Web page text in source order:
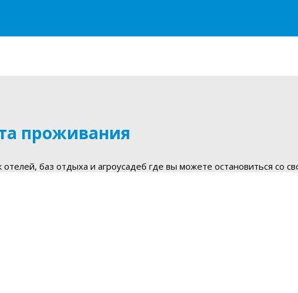
проживания
баз отдыха и агроусадеб где вы можете остановиться со